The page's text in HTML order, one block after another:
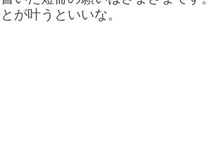
とが叶うといいな。